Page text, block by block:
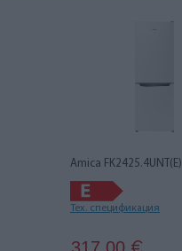
Amica FK2425.4UNT(E)
Тех. спецификация